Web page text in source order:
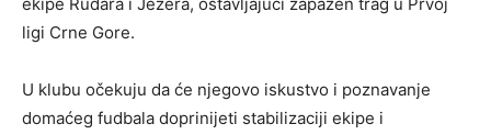
ligi Crne Gore.
U klubu očekuju da će njegovo iskustvo i poznavanje
domaćeg fudbala doprinijeti stabilizaciji ekipe i